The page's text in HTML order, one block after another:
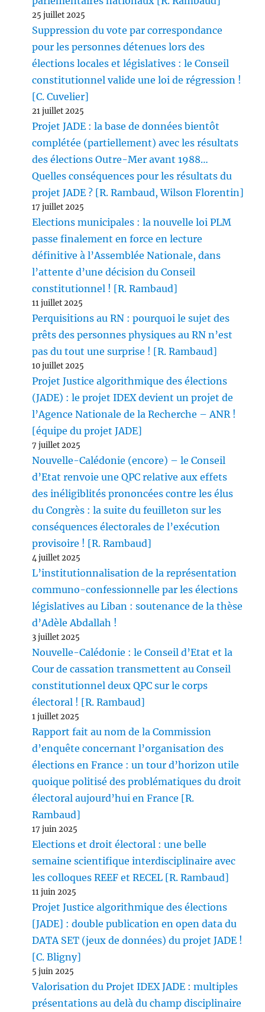
25 juillet 2025
Suppression du vote par correspondance
pour les personnes détenues lors des
élections locales et législatives : le Conseil
constitutionnel valide une loi de régression !
[C. Cuvelier]
21 juillet 2025
Projet JADE : la base de données bientôt
complétée (partiellement) avec les résultats
des élections Outre-Mer avant 1988…
Quelles conséquences pour les résultats du
projet JADE ? [R. Rambaud, Wilson Florentin]
17 juillet 2025
Elections municipales : la nouvelle loi PLM
passe finalement en force en lecture
définitive à l’Assemblée Nationale, dans
l’attente d’une décision du Conseil
constitutionnel ! [R. Rambaud]
11 juillet 2025
Perquisitions au RN : pourquoi le sujet des
prêts des personnes physiques au RN n’est
pas du tout une surprise ! [R. Rambaud]
10 juillet 2025
Projet Justice algorithmique des élections
(JADE) : le projet IDEX devient un projet de
l’Agence Nationale de la Recherche – ANR !
[équipe du projet JADE]
7 juillet 2025
Nouvelle-Calédonie (encore) – le Conseil
d’Etat renvoie une QPC relative aux effets
des inéligiblités prononcées contre les élus
du Congrès : la suite du feuilleton sur les
conséquences électorales de l’exécution
provisoire ! [R. Rambaud]
4 juillet 2025
L’institutionnalisation de la représentation
communo-confessionnelle par les élections
législatives au Liban : soutenance de la thèse
d’Adèle Abdallah !
3 juillet 2025
Nouvelle-Calédonie : le Conseil d’Etat et la
Cour de cassation transmettent au Conseil
constitutionnel deux QPC sur le corps
électoral ! [R. Rambaud]
1 juillet 2025
Rapport fait au nom de la Commission
d’enquête concernant l’organisation des
élections en France : un tour d’horizon utile
quoique politisé des problématiques du droit
électoral aujourd’hui en France [R.
Rambaud]
17 juin 2025
Elections et droit électoral : une belle
semaine scientifique interdisciplinaire avec
les colloques REEF et RECEL [R. Rambaud]
11 juin 2025
Projet Justice algorithmique des élections
[JADE] : double publication en open data du
DATA SET (jeux de données) du projet JADE !
[C. Bligny]
5 juin 2025
Valorisation du Projet IDEX JADE : multiples
présentations au delà du champ disciplinaire